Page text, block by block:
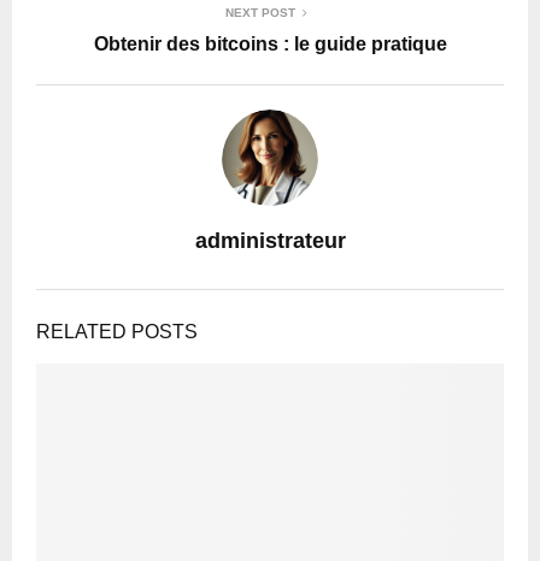
NEXT POST
Obtenir des bitcoins : le guide pratique
administrateur
RELATED POSTS